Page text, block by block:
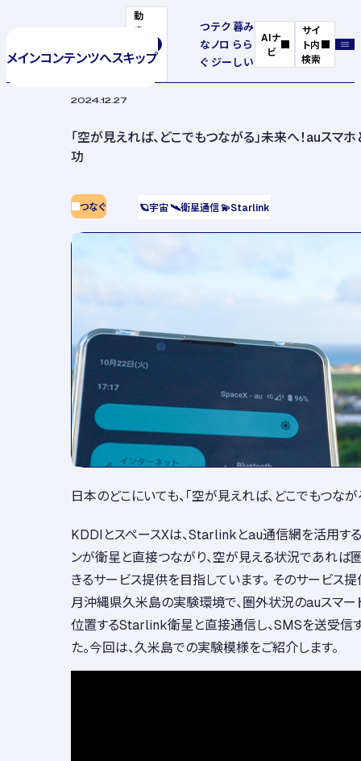
メインコンテンツへスキップ
動
き
停
つ
な
ぐ
テク
ノロ
ジー
暮
ら
し
み
ら
い
AIナ
ビ
サイ
ト内
検索
2024.12.27
「空が見えれば、どこでもつながる」未来へ！auスマ
功
つなぐ 🪐宇宙🛰️衛星通信💫Starlink
日本のどこにいても、「空が見えれば、どこでもつな
KDDIとスペースXは、Starlinkとau通信網を活用する
ンが衛星と直接つながり、空が見える状況であれば
きるサービス提供を目指しています。 そのサービス
月沖縄県久米島の実験環境で、圏外状況のauスマー
位置するStarlink衛星と直接通信し、SMSを送受信
た。今回は、久米島での実験模様をご紹介します。